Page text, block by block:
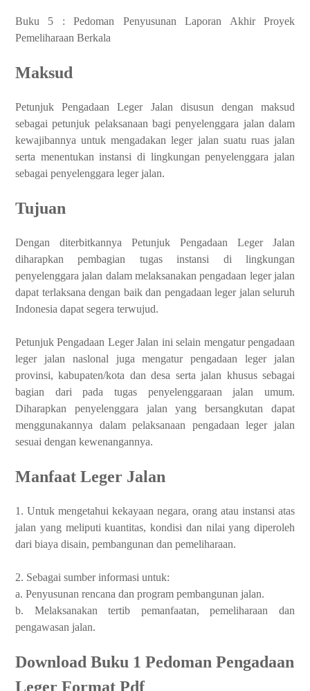
Buku 5 : Pedoman Penyusunan Laporan Akhir Proyek
Pemeliharaan Berkala
Maksud
Petunjuk Pengadaan Leger Jalan disusun dengan maksud
sebagai petunjuk pelaksanaan bagi penyelenggara jalan dalam
kewajibannya untuk mengadakan leger jalan suatu ruas jalan
serta menentukan instansi di lingkungan penyelenggara jalan
sebagai penyelenggara leger jalan.
Tujuan
Dengan diterbitkannya Petunjuk Pengadaan Leger Jalan
diharapkan pembagian tugas instansi di lingkungan
penyelenggara jalan dalam melaksanakan pengadaan leger jalan
dapat terlaksana dengan baik dan pengadaan leger jalan seluruh
Indonesia dapat segera terwujud.
Petunjuk Pengadaan Leger Jalan ini selain mengatur pengadaan
leger jalan naslonal juga mengatur pengadaan leger jalan
provinsi, kabupaten/kota dan desa serta jalan khusus sebagai
bagian dari pada tugas penyelenggaraan jalan umum.
Diharapkan penyelenggara jalan yang bersangkutan dapat
menggunakannya dalam pelaksanaan pengadaan leger jalan
sesuai dengan kewenangannya.
Manfaat Leger Jalan
1. Untuk mengetahui kekayaan negara, orang atau instansi atas
jalan yang meliputi kuantitas, kondisi dan nilai yang diperoleh
dari biaya disain, pembangunan dan pemeliharaan.
2. Sebagai sumber informasi untuk:
a. Penyusunan rencana dan program pembangunan jalan.
b. Melaksanakan tertib pemanfaatan, pemeliharaan dan
pengawasan jalan.
Download Buku 1 Pedoman Pengadaan
Leger Format Pdf